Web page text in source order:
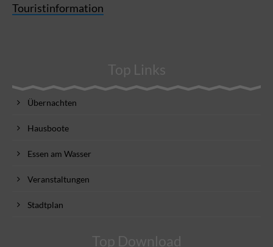
Touristinformation
Top Links
Übernachten
Hausboote
Essen am Wasser
Veranstaltungen
Stadtplan
Top Download